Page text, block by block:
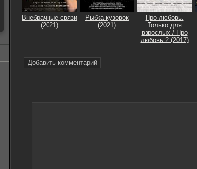
Внебрачные связи
(2021)
Рыбка-кузовок
(2021)
Про любовь.
Только для
взрослых / Про
любовь 2 (2017)
Добавить комментарий